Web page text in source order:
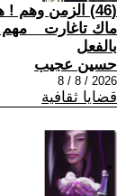
(46) الزمن
ماك تاغارت _
بالفعل
حسين عجيب
2026 / 8 / 8
قضايا ثقافية